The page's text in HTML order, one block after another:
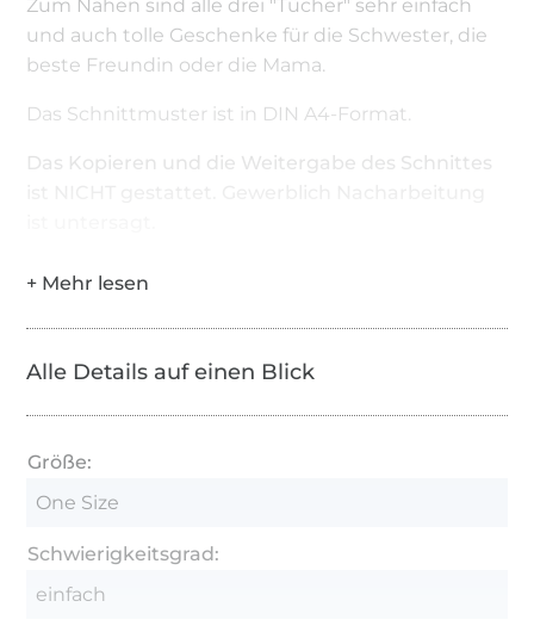
Zum Nähen sind alle drei "Tücher" sehr einfach
und auch tolle Geschenke für die Schwester, die
beste Freundin oder die Mama.
Das Schnittmuster ist in DIN A4-Format.
Das Kopieren und die Weitergabe des Schnittes
Alle Details auf einen Blick
Größe:
One Size
Schwierigkeitsgrad:
einfach